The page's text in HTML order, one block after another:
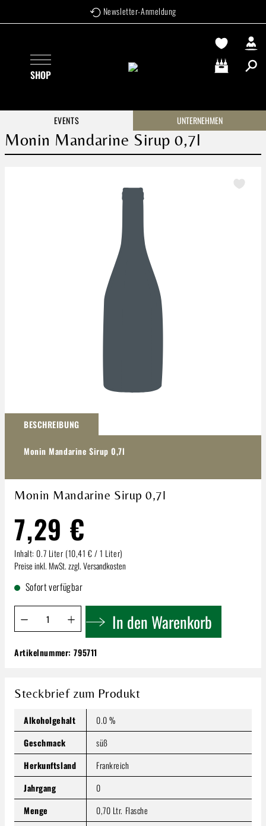
Zum Hauptinhalt springen Newsletter-Anmeldung
SHOP Warenkorb
EVENTS UNTERNEHMEN
Monin Mandarine Sirup 0,7l
BESCHREIBUNG
Monin Mandarine Sirup 0,7l
Monin Mandarine Sirup 0,7l
7,29 €
Inhalt: 0.7 Liter (10,41 € / 1 Liter)
Preise inkl. MwSt. zzgl. Versandkosten
Sofort verfügbar
Produkt Anzahl: Gib den gewünschten Wert ein oder
In den Warenkorb
Monin Mandarine Sirup 0,7l
Inhalt:0.7 Liter (10,41 € / 1 Liter)
Produkt Anzahl: Gib den gewünschten Wert ein oder
In den Warenkorb
Artikelnummer:795711
Steckbrief zum Produkt
Alkoholgehalt
0.0 %
Geschmack
süß
Herkunftsland
Frankreich
Jahrgang
0
Menge
0,70 Ltr. Flasche